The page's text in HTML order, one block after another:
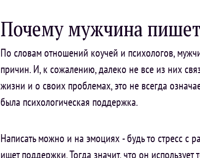
Почему мужчина
По словам отношений коучей и психологов,
причин. И, к сожалению, далеко не все из них
жизни и о своих проблемах, это не всегда
была психологическая поддержка.
Написать можно и на эмоциях - будь то стресс с
ищет поддержки. Тогда значит, что он